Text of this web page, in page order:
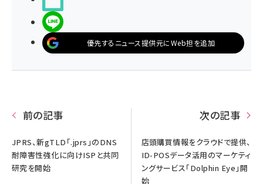
優先するニュース提供元にWeb担を追加
前の記事
JPRS、新gTLD「.jprs」のDNS
耐障害性強化に向けISPと共同
研究を開始
次の記事
店頭購買情報をクラウドで提供、
ID-POSデータ活用のマーケティ
ングサービス「Dolphin Eye」開
始